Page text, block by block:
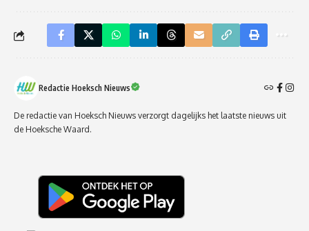
Redactie Hoeksch Nieuws
De redactie van Hoeksch Nieuws verzorgt dagelijks het laatste nieuws uit
de Hoeksche Waard.